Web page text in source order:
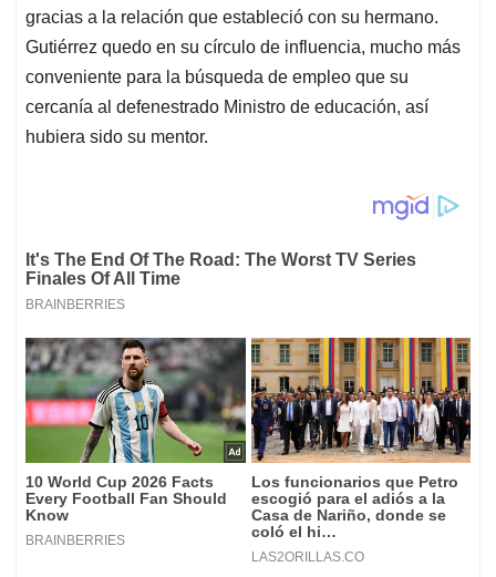
gracias a la relación que estableció con su hermano.
Gutiérrez quedo en su círculo de influencia, mucho más
conveniente para la búsqueda de empleo que su
cercanía al defenestrado Ministro de educación, así
hubiera sido su mentor.